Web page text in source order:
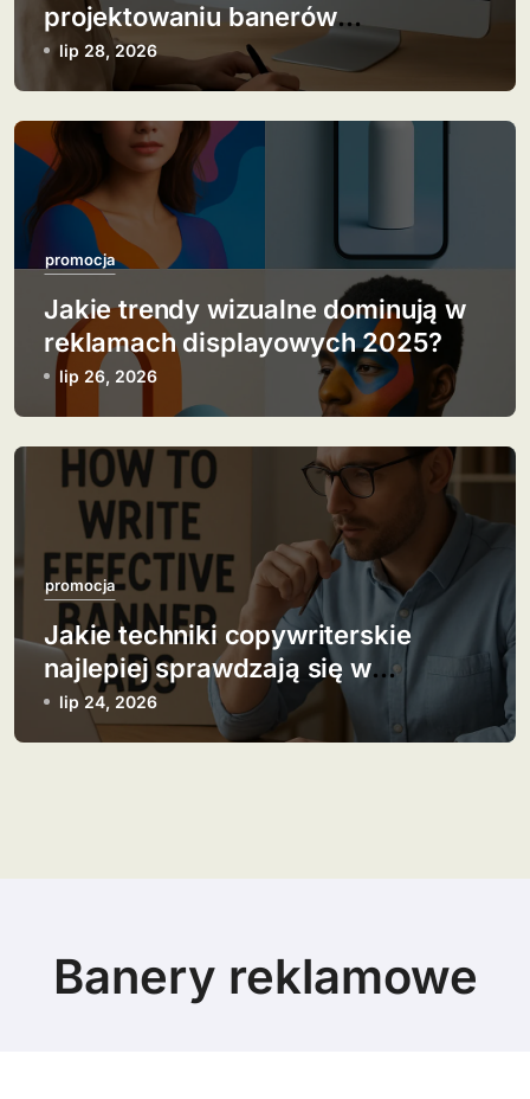
p
i
u
projektowaniu banerów
reklamowych?
lip 28, 2026
promocja
Jakie trendy wizualne dominują w
reklamach displayowych 2025?
lip 26, 2026
promocja
Jakie techniki copywriterskie
najlepiej sprawdzają się w
banerach?
lip 24, 2026
Banery reklamowe